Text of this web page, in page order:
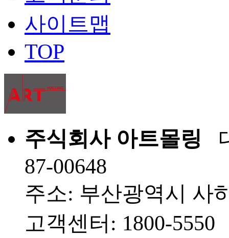
사이트맵
TOP
주식회사 아트몰링
87-00648
주소: 부산광역시 사
고객센터: 1800-5550